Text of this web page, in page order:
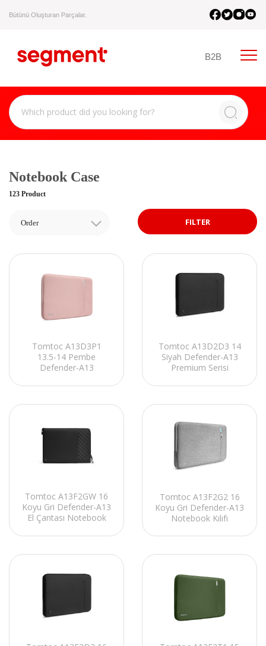
Bütünü Oluşturan Parçalar.
B2B
Notebook Case
FILTER
123 Product
Order
Tomtoc A13D3P1
13.5-14 Pembe
Defender-A13
Tomtoc A13D2D3 14
Siyah Defender-A13
Premium Serisi
Tomtoc A13F2GW 16
Koyu Gri Defender-A13
El Çantası Notebook
Tomtoc A13F2G2 16
Koyu Gri Defender-A13
Notebook Kılıfı